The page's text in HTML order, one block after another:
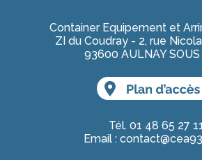
Container Equipement et
ZI du Coudray - 2, rue
93600 AULNAY SOUS
Tél. 01 48 65 27
Email :